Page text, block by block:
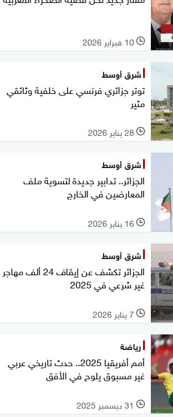
l 10 فبراير 2026
شرق أوسط
توتر جزائري فرنسي على خلفية وثائقي
مثير
l 28 يناير 2026
شرق أوسط
الجزائر.. تدابير جديدة لتسوية ملف
المعارضين في الخارج
l 16 يناير 2026
شرق أوسط
الجزائر تكشف عن إيقاف 24 ألف مهاجر
غير شرعي في 2025
l 7 يناير 2026
رياضة
أمم أفريقيا 2025.. حدث تاريخي عربي
غير مسبوق يلوح في الأفق
l 31 ديسمبر 2025